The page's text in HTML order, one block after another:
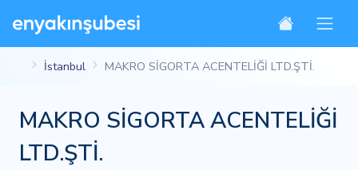
İstanbul MAKRO SİGORTA ACENTELİĞİ LTD.ŞTİ.
MAKRO SİGORTA ACENTELİĞİ
LTD.ŞTİ.